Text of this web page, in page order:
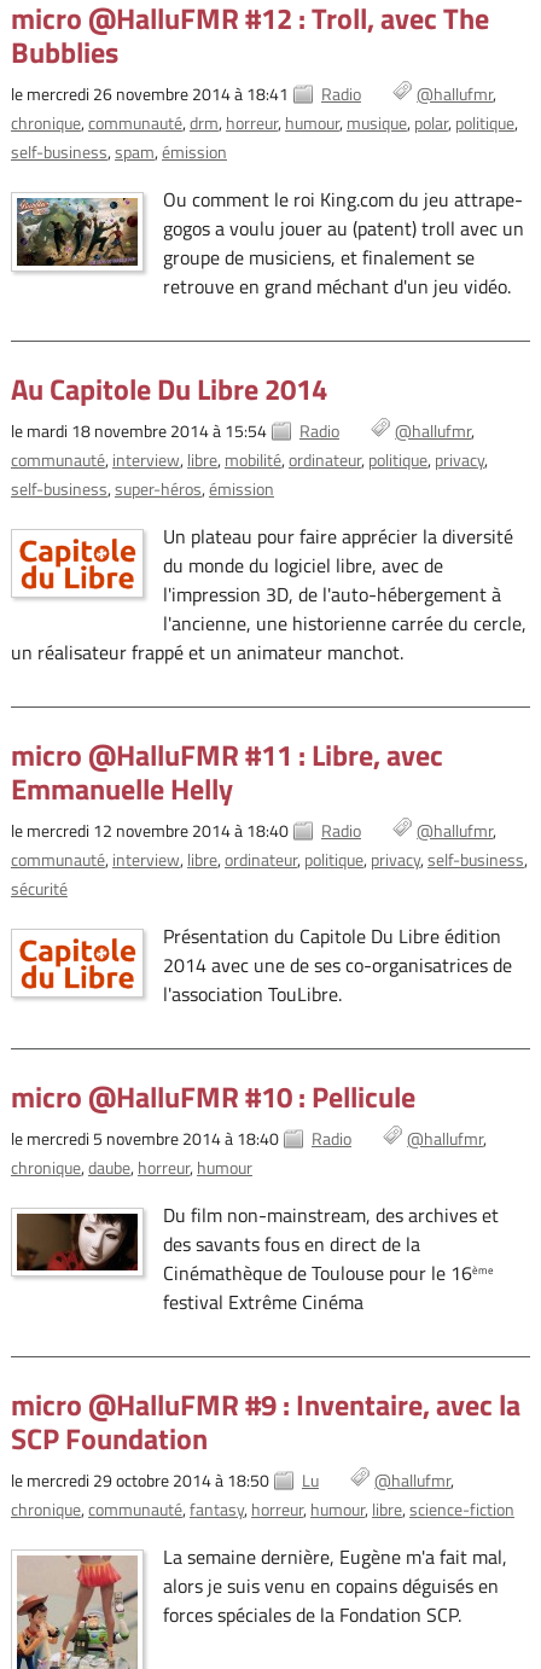
micro @HalluFMR #12 : Troll, avec The
Bubblies
le mercredi 26 novembre 2014 à 18:41 Radio
@hallufmr
chronique communauté drm horreur humour musique polar politique
self-business spam émission
Ou comment le roi King.com du jeu attrape-
gogos a voulu jouer au (patent) troll avec un
groupe de musiciens, et finalement se
retrouve en grand méchant d'un jeu vidéo.
Au Capitole Du Libre 2014
le mardi 18 novembre 2014 à 15:54 Radio
@hallufmr
communauté interview libre mobilité ordinateur politique privacy
self-business super-héros émission
Un plateau pour faire apprécier la diversité
du monde du logiciel libre, avec de
l'impression 3D, de l'auto-hébergement à
l'ancienne, une historienne carrée du cercle,
un réalisateur frappé et un animateur manchot.
micro @HalluFMR #11 : Libre, avec
Emmanuelle Helly
le mercredi 12 novembre 2014 à 18:40 Radio
@hallufmr
communauté interview libre ordinateur politique privacy self-business
sécurité
Présentation du Capitole Du Libre édition
2014 avec une de ses co-organisatrices de
l'association TouLibre.
micro @HalluFMR #10 : Pellicule
le mercredi 5 novembre 2014 à 18:40 Radio
@hallufmr
chronique daube horreur humour
Du film non-mainstream, des archives et
des savants fous en direct de la
Cinémathèque de Toulouse pour le 16ème
festival Extrême Cinéma
micro @HalluFMR #9 : Inventaire, avec la
SCP Foundation
le mercredi 29 octobre 2014 à 18:50 Lu
@hallufmr
chronique communauté fantasy horreur humour libre science-fiction
La semaine dernière, Eugène m'a fait mal,
alors je suis venu en copains déguisés en
forces spéciales de la Fondation SCP.